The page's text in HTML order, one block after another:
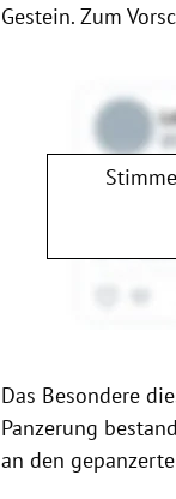
Gestein. Zum
Das Besondere
Panzerung
an den